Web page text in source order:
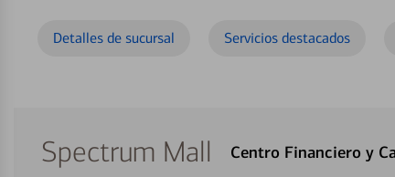
Detalles de sucursal Servicios destacados
Spectrum Mall Centro Financiero y